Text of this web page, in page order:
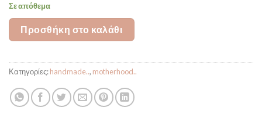
Σε απόθεμα
Προσθήκη στο καλάθι
Κατηγορίες:handmade.., motherhood..